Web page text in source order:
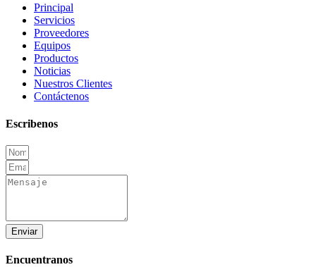
Principal
Servicios
Proveedores
Equipos
Productos
Noticias
Nuestros Clientes
Contáctenos
Escribenos
Enviar
Encuentranos